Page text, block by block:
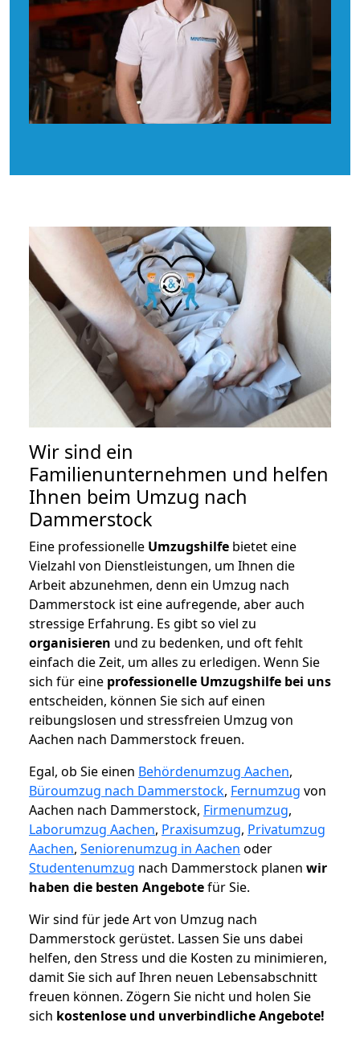
Wir sind ein
Familienunternehmen und helfen
Ihnen beim Umzug nach
Dammerstock
Eine professionelle Umzugshilfe bietet eine
Vielzahl von Dienstleistungen, um Ihnen die
Arbeit abzunehmen, denn ein Umzug nach
Dammerstock ist eine aufregende, aber auch
stressige Erfahrung. Es gibt so viel zu
organisieren und zu bedenken, und oft fehlt
einfach die Zeit, um alles zu erledigen. Wenn Sie
sich für eine professionelle Umzugshilfe bei uns
entscheiden, können Sie sich auf einen
reibungslosen und stressfreien Umzug von
Aachen nach Dammerstock freuen.
Egal, ob Sie einen Behördenumzug Aachen,
Büroumzug nach Dammerstock, Fernumzug von
Aachen nach Dammerstock, Firmenumzug,
Laborumzug Aachen, Praxisumzug, Privatumzug
Aachen, Seniorenumzug in Aachen oder
Studentenumzug nach Dammerstock planen wir
haben die besten Angebotefür Sie.
Wir sind für jede Art von Umzug nach
Dammerstock gerüstet. Lassen Sie uns dabei
helfen, den Stress und die Kosten zu minimieren,
damit Sie sich auf Ihren neuen Lebensabschnitt
freuen können. Zögern Sie nicht und holen Sie
sich kostenlose und unverbindliche Angebote!